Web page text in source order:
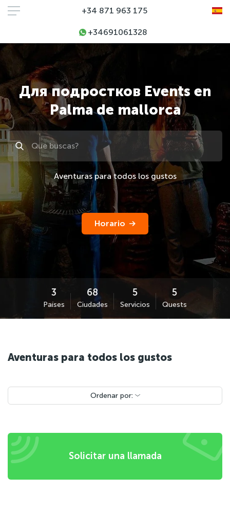
+34 871 963 175
+34691061328
Для подростков Events en
Palma de mallorca
Поиск
Aventuras para todos los gustos
Horario
Países Ciudades Servicios Quests
Aventuras para todos los gustos
Ordenar por:
Solicitar una llamada